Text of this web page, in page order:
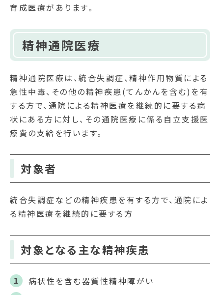
育成医療があります。
精神通院医療
精神通院医療は、統合失調症、精神作用物質による
急性中毒、その他の精神疾患(てんかんを含む)を有
する方で、通院による精神医療を継続的に要する病
状にある方に対し、その通院医療に係る自立支援医
療費の支給を行います。
対象者
統合失調症などの精神疾患を有する方で、通院によ
る精神医療を継続的に要する方
対象となる主な精神疾患
病状性を含む器質性精神障がい